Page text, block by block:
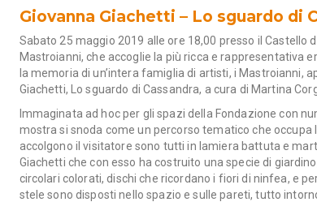
Giovanna Giachetti – Lo sguardo di
Sabato 25 maggio 2019 alle ore 18,00 presso il Castello
Mastroianni, che accoglie la più ricca e rappresentativa
la memoria di un’intera famiglia di artisti, i Mastroianni,
Giachetti, Lo sguardo di Cassandra, a cura di Martina
Immaginata ad hocper gli spazi della Fondazione con
mostra si snoda come un percorso tematico che occupa
accolgono il visitatore sono tutti in lamiera battuta e
Giachetti che con esso ha costruito una specie di
circolari colorati, dischi che ricordano i fiori di ninfea, e
stele sono disposti nello spazio e sulle pareti, tutto